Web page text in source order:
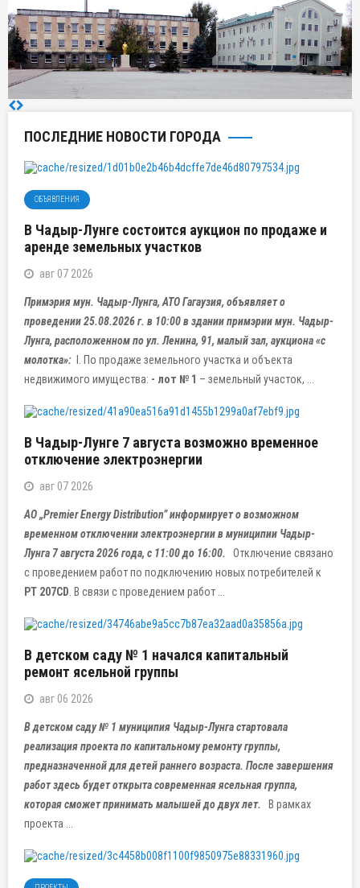
ПОСЛЕДНИЕ НОВОСТИ ГОРОДА
ОБЪЯВЛЕНИЯ
В Чадыр-Лунге состоится аукцион по продаже и
аренде земельных участков
авг 07 2026
Примэрия мун. Чадыр-Лунга, АТО Гагаузия, объявляет о
проведении 25.08.2026 г. в 10:00 в здании примэрии мун. Чадыр-
Лунга, расположенном по ул. Ленина, 91, малый зал, аукциона «с
молотка»:
I. По продаже земельного участка и объекта
недвижимого имущества: - лот № 1 – земельный участок, ...
В Чадыр-Лунге 7 августа возможно временное
отключение электроэнергии
авг 07 2026
АО „Premier Energy Distribution” информирует о возможном
временном отключении электроэнергии в муниципии Чадыр-
Лунга 7 августа 2026 года, с 11:00 до 16:00. Отключение связано
с проведением работ по подключению новых потребителей к
PT 207CD . В связи с проведением работ ...
В детском саду № 1 начался капитальный
ремонт ясельной группы
авг 06 2026
В детском саду № 1 муниципия Чадыр-Лунга стартовала
реализация проекта по капитальному ремонту группы,
предназначенной для детей раннего возраста. После завершения
работ здесь будет открыта современная ясельная группа,
которая сможет принимать малышей до двух лет. В рамках
проекта ...